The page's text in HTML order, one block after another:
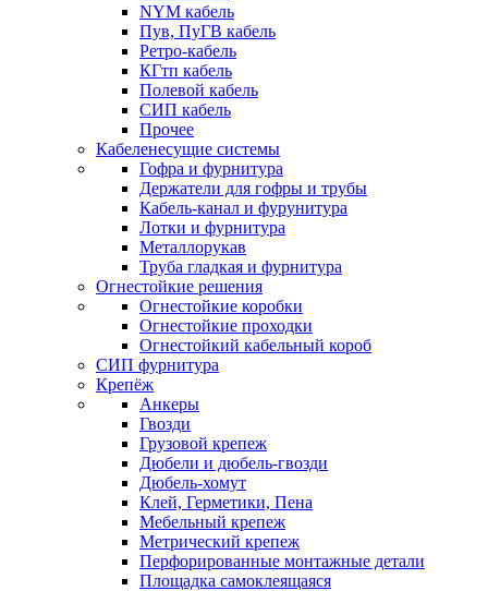
NYM кабель
Пув, ПуГВ кабель
Ретро-кабель
КГтп кабель
Полевой кабель
СИП кабель
Прочее
Кабеленесущие системы
Гофра и фурнитура
Держатели для гофры и трубы
Кабель-канал и фурунитура
Лотки и фурнитура
Металлорукав
Труба гладкая и фурнитура
Огнестойкие решения
Огнестойкие коробки
Огнестойкие проходки
Огнестойкий кабельный короб
СИП фурнитура
Крепёж
Анкеры
Гвозди
Грузовой крепеж
Дюбели и дюбель-гвозди
Дюбель-хомут
Клей, Герметики, Пена
Мебельный крепеж
Метрический крепеж
Перфорированные монтажные детали
Площадка самоклеящаяся